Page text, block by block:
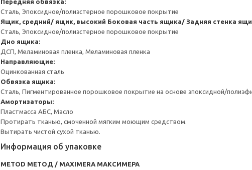
Передняя обвязка:
Сталь, Эпоксидное/полиэстерное порошковое покрытие
Ящик, средний/ ящик, высокий Боковая часть ящика/ Задняя стенка
Сталь, Эпоксидное/полиэстерное порошковое покрытие
Дно ящика:
ДСП, Меламиновая пленка, Меламиновая пленка
Направляющие:
Оцинкованная сталь
Обвязка ящика:
Сталь, Пигментированное порошковое покрытие на основе эпоксидной/
Амортизаторы:
Пластмасса АБС, Масло
Протирать тканью, смоченной мягким моющим средством.
Вытирать чистой сухой тканью.
Информация об упаковке
METOD МЕТОД / MAXIMERA МАКСИМЕРА